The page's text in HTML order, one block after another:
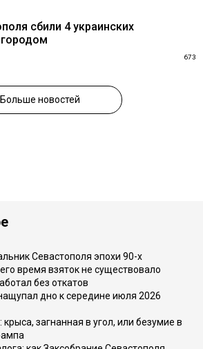
сбили 4 украинских
673
Больше новостей
Севастополя эпохи 90-х
время взяток не существовало
без откатов
дно к середине июля 2026
загнанная в угол, или безумие в